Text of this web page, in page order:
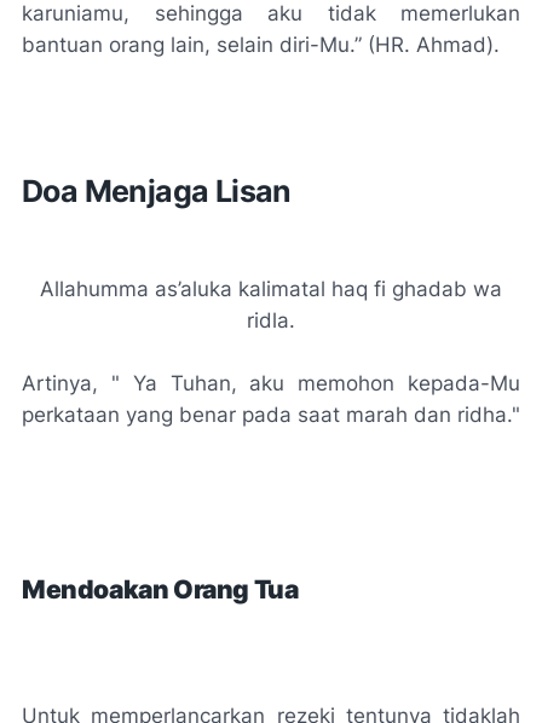
karuniamu, sehingga aku tidak memerlukan
bantuan orang lain, selain diri-Mu.” (HR. Ahmad).
Doa Menjaga Lisan
Allahumma as’aluka kalimatal haq fi ghadab wa
ridla.
Artinya, " Ya Tuhan, aku memohon kepada-Mu
perkataan yang benar pada saat marah dan ridha."
Mendoakan Orang Tua
Untuk memperlancarkan rezeki tentunya tidaklah